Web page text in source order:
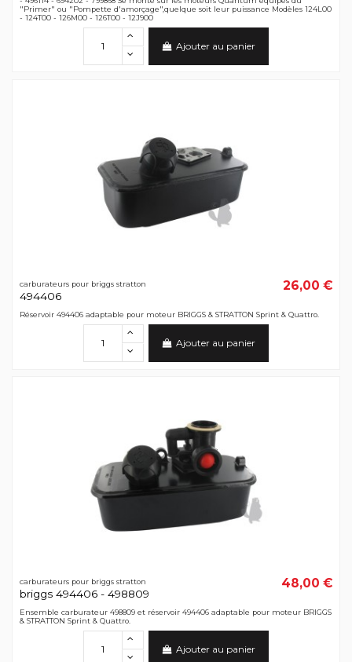
"Primer" ou "Pompette d'amorçage",quelque soit leur puissance Modèles 124L00
- 124T00 - 126M00 - 126T00 - 12J900
Ajouter au panier
carburateurs pour briggs stratton
494406
26,00 €
Réservoir 494406 adaptable pour moteur BRIGGS & STRATTON Sprint & Quattro.
Ajouter au panier
carburateurs pour briggs stratton
briggs 494406 - 498809
48,00 €
Ensemble carburateur 498809 et réservoir 494406 adaptable pour moteur BRIGGS
& STRATTON Sprint & Quattro.
Ajouter au panier